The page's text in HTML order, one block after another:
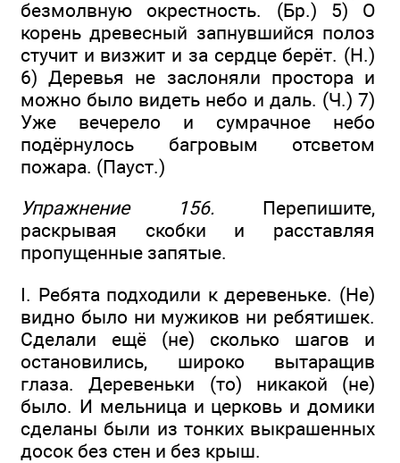
безмолвную окрестность. (Бр.) 5) О
корень древесный запнувшийся полоз
стучит и визжит и за сердце берёт. (Н.)
6) Деревья не заслоняли простора и
можно было видеть небо и даль. (Ч.) 7)
Уже вечерело и сумрачное небо
подёрнулось багровым отсветом
пожара. (Пауст.)
Упражнение 156. Перепишите,
раскрывая скобки и расставляя
пропущенные запятые.
I. Ребята подходили к деревеньке. (Не)
видно было ни мужиков ни ребятишек.
Сделали ещё (не) сколько шагов и
остановились, широко вытаращив
глаза. Деревеньки (то) никакой (не)
было. И мельница и церковь и домики
сделаны были из тонких выкрашенных
досок без стен и без крыш.